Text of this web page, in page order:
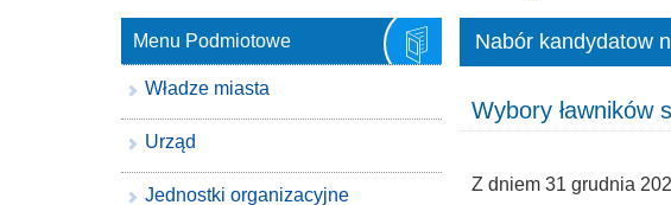
Nabór kandydatow
Wybory ławników
Z dniem 31 grudnia
Menu Podmiotowe
Władze miasta
Urząd
Jednostki organizacyjne